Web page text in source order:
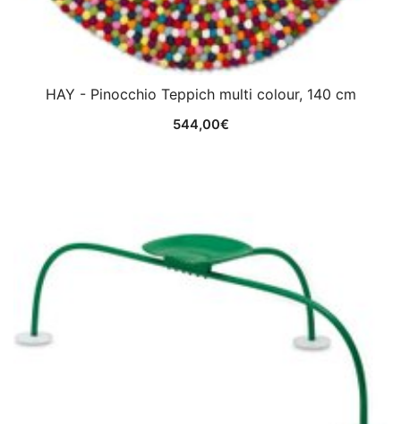
HAY - Pinocchio Teppich multi colour, 140 cm
544,00€